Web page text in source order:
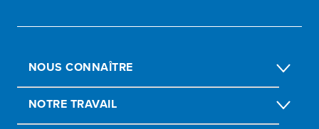
NOUS CONNAÎTRE
NOTRE TRAVAIL